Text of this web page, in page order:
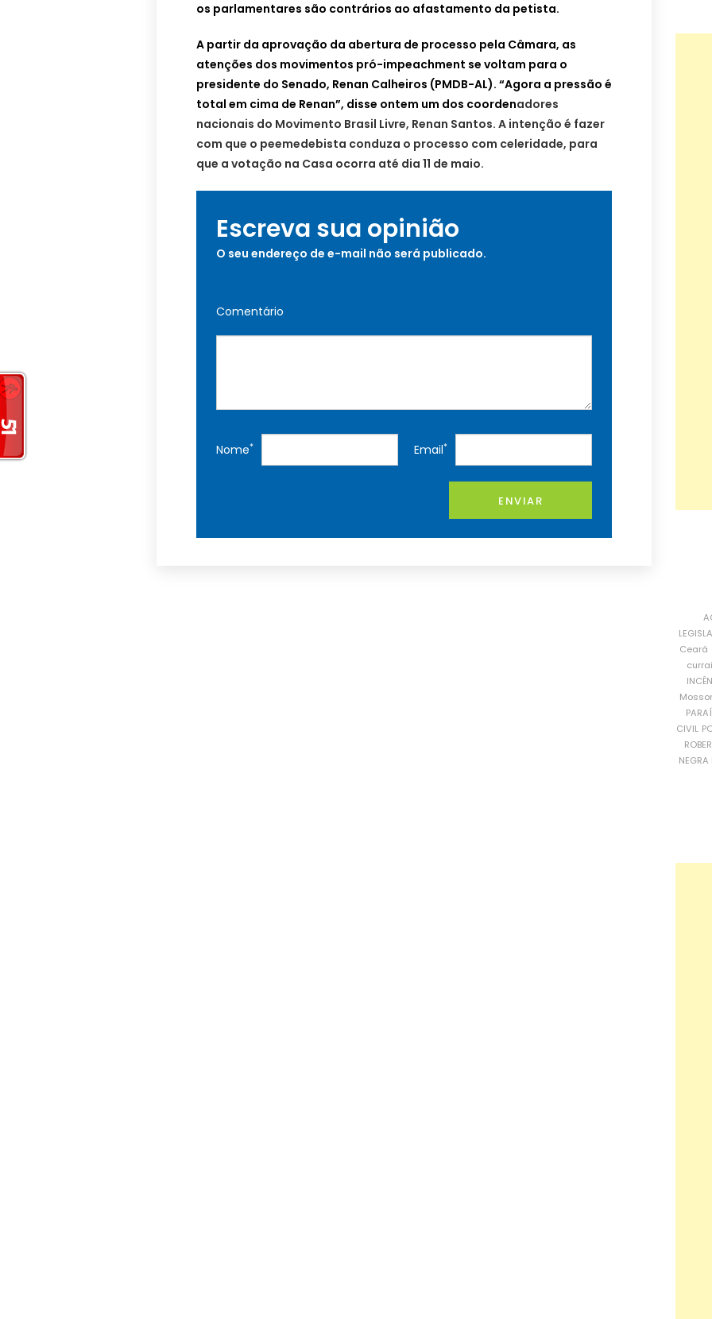
os parlamentares são contrários ao afastamento da petista.
A partir da aprovação da abertura de processo pela Câmara, as
atenções dos movimentos pró-impeachment se voltam para o
presidente do Senado, Renan Calheiros (PMDB-AL). “Agora a pressão é
total em cima de Renan”, disse ontem um dos coordenadores
nacionais do Movimento Brasil Livre, Renan Santos. A intenção é fazer
com que o peemedebista conduza o processo com celeridade, para
que a votação na Casa ocorra até dia 11 de maio.
Escreva sua opinião
O seu endereço de e-mail não será publicado.
Comentário
Nome* Email*
ENVIAR
Ceará
CIVIL
NEGRA